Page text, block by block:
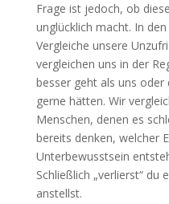
Frage ist jedoch, ob
unglücklich macht. In
Vergleiche unsere
vergleichen uns in der
besser geht als uns
gerne hätten. Wir
Menschen, denen es
bereits denken, welcher
Unterbewusstsein
Schließlich „verlierst“ du
anstellst.